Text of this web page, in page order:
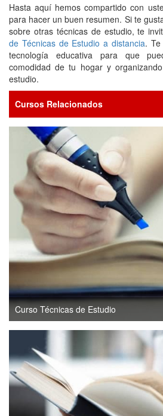
Hasta aquí hemos compartido con
para hacer un buen resumen. Si te
sobre otras técnicas de estudio, te
de Técnicas de Estudio a distancia.
tecnología educativa para que
comodidad de tu hogar y
estudio.
Cursos Relacionados
Curso Técnicas de Estudio